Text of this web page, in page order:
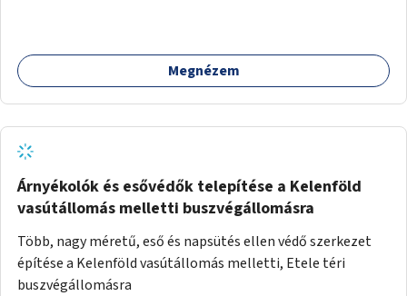
egymásnak, megosszák tudásukat.
Megnézem
Árnyékolók és esővédők telepítése a Kelenföld
vasútállomás melletti buszvégállomásra
Több, nagy méretű, eső és napsütés ellen védő szerkezet
építése a Kelenföld vasútállomás melletti, Etele téri
buszvégállomásra